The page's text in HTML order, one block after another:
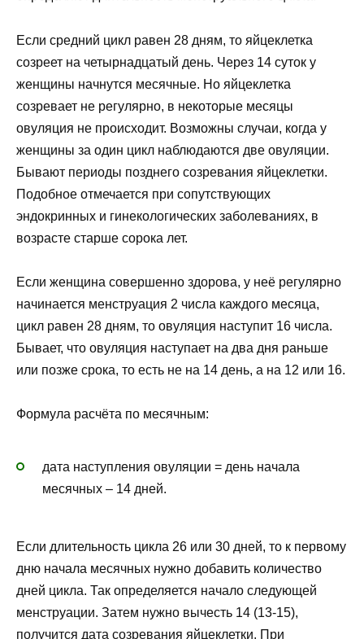
Если средний цикл равен 28 дням, то яйцеклетка
созреет на четырнадцатый день. Через 14 суток у
женщины начнутся месячные. Но яйцеклетка
созревает не регулярно, в некоторые месяцы
овуляция не происходит. Возможны случаи, когда у
женщины за один цикл наблюдаются две овуляции.
Бывают периоды позднего созревания яйцеклетки.
Подобное отмечается при сопутствующих
эндокринных и гинекологических заболеваниях, в
возрасте старше сорока лет.
Если женщина совершенно здорова, у неё регулярно
начинается менструация 2 числа каждого месяца,
цикл равен 28 дням, то овуляция наступит 16 числа.
Бывает, что овуляция наступает на два дня раньше
или позже срока, то есть не на 14 день, а на 12 или 16.
Формула расчёта по месячным:
дата наступления овуляции = день начала
месячных – 14 дней.
Если длительность цикла 26 или 30 дней, то к первому
дню начала месячных нужно добавить количество
дней цикла. Так определяется начало следующей
менструации. Затем нужно вычесть 14 (13-15),
получится дата созревания яйцеклетки. При